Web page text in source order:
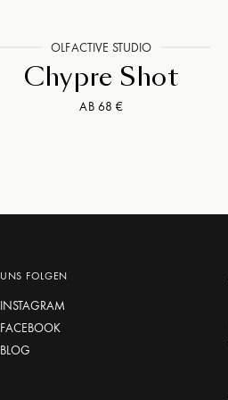
OLFACTIVE STUDIO
Chypre Shot
AB 68 €
UNS FOLGEN
INSTAGRAM
FACEBOOK
BLOG